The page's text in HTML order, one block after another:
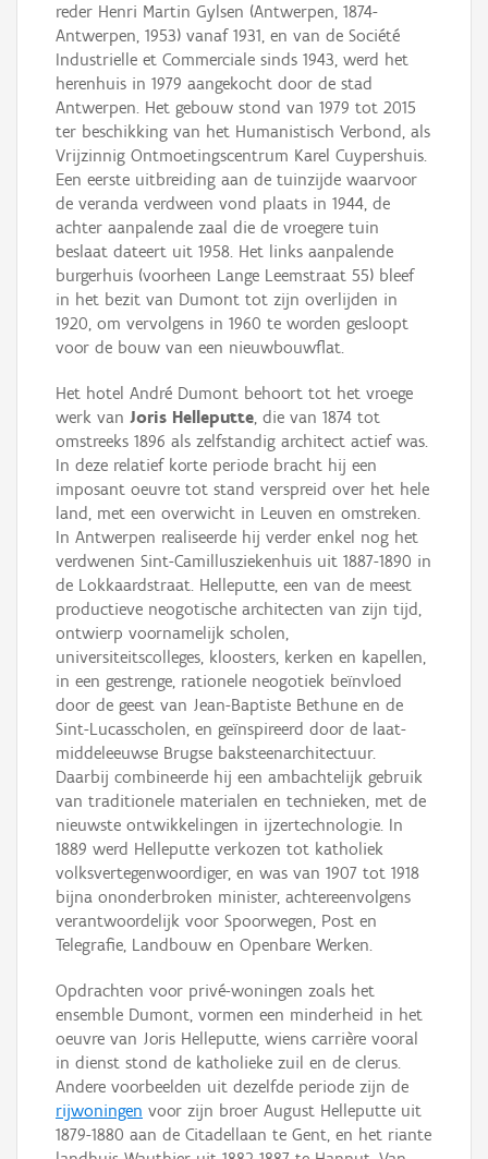
reder Henri Martin Gylsen (Antwerpen, 1874-
Antwerpen, 1953) vanaf 1931, en van de Société
Industrielle et Commerciale sinds 1943, werd het
herenhuis in 1979 aangekocht door de stad
Antwerpen. Het gebouw stond van 1979 tot 2015
ter beschikking van het Humanistisch Verbond, als
Vrijzinnig Ontmoetingscentrum Karel Cuypershuis.
Een eerste uitbreiding aan de tuinzijde waarvoor
de veranda verdween vond plaats in 1944, de
achter aanpalende zaal die de vroegere tuin
beslaat dateert uit 1958. Het links aanpalende
burgerhuis (voorheen Lange Leemstraat 55) bleef
in het bezit van Dumont tot zijn overlijden in
1920, om vervolgens in 1960 te worden gesloopt
voor de bouw van een nieuwbouwflat.
Het hotel André Dumont behoort tot het vroege
werk van Joris Helleputte, die van 1874 tot
omstreeks 1896 als zelfstandig architect actief was.
In deze relatief korte periode bracht hij een
imposant oeuvre tot stand verspreid over het hele
land, met een overwicht in Leuven en omstreken.
In Antwerpen realiseerde hij verder enkel nog het
verdwenen Sint-Camillusziekenhuis uit 1887-1890 in
de Lokkaardstraat. Helleputte, een van de meest
productieve neogotische architecten van zijn tijd,
ontwierp voornamelijk scholen,
universiteitscolleges, kloosters, kerken en kapellen,
in een gestrenge, rationele neogotiek beïnvloed
door de geest van Jean-Baptiste Bethune en de
Sint-Lucasscholen, en geïnspireerd door de laat-
middeleeuwse Brugse baksteenarchitectuur.
Daarbij combineerde hij een ambachtelijk gebruik
van traditionele materialen en technieken, met de
nieuwste ontwikkelingen in ijzertechnologie. In
1889 werd Helleputte verkozen tot katholiek
volksvertegenwoordiger, en was van 1907 tot 1918
bijna ononderbroken minister, achtereenvolgens
verantwoordelijk voor Spoorwegen, Post en
Telegrafie, Landbouw en Openbare Werken.
Opdrachten voor privé-woningen zoals het
ensemble Dumont, vormen een minderheid in het
oeuvre van Joris Helleputte, wiens carrière vooral
in dienst stond de katholieke zuil en de clerus.
Andere voorbeelden uit dezelfde periode zijn de
rijwoningen voor zijn broer August Helleputte uit
1879-1880 aan de Citadellaan te Gent, en het riante